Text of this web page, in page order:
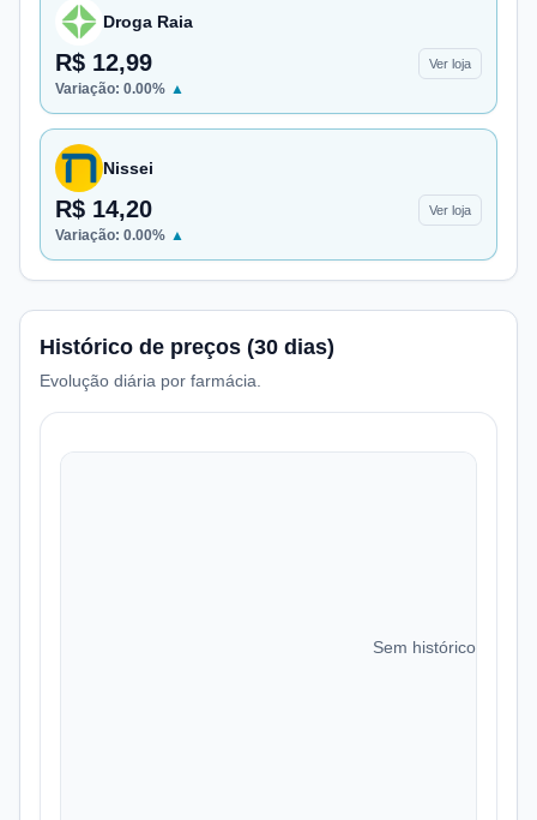
Droga Raia
R$ 12,99 Ver loja
Variação: 0.00% ▲
Nissei
R$ 14,20 Ver loja
Variação: 0.00% ▲
Histórico de preços (30 dias)
Evolução diária por farmácia.
Sem histórico de